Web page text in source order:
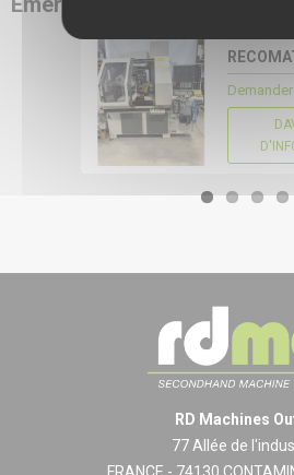
CONFIGURER
RD Machines
77 Allée de